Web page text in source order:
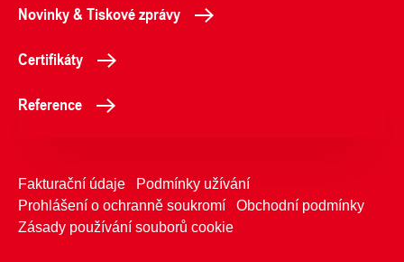
Novinky & Tiskové zprávy
Certifikáty
Reference
Fakturační údaje
Podmínky užívání
Prohlášení o ochranně soukromí
Obchodní podmínky
Zásady používání souborů cookie